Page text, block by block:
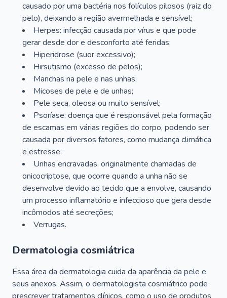
causado por uma bactéria nos folículos pilosos (raiz do
pelo), deixando a região avermelhada e sensível;
Herpes: infecção causada por vírus e que pode
gerar desde dor e desconforto até feridas;
Hiperidrose (suor excessivo);
Hirsutismo (excesso de pelos);
Manchas na pele e nas unhas;
Micoses de pele e de unhas;
Pele seca, oleosa ou muito sensível;
Psoríase: doença que é responsável pela formação
de escamas em várias regiões do corpo, podendo ser
causada por diversos fatores, como mudança climática
e estresse;
Unhas encravadas, originalmente chamadas de
onicocriptose, que ocorre quando a unha não se
desenvolve devido ao tecido que a envolve, causando
um processo inflamatório e infeccioso que gera desde
incômodos até secreções;
Verrugas.
Dermatologia cosmiátrica
Essa área da dermatologia cuida da aparência da pele e
seus anexos. Assim, o dermatologista cosmiátrico pode